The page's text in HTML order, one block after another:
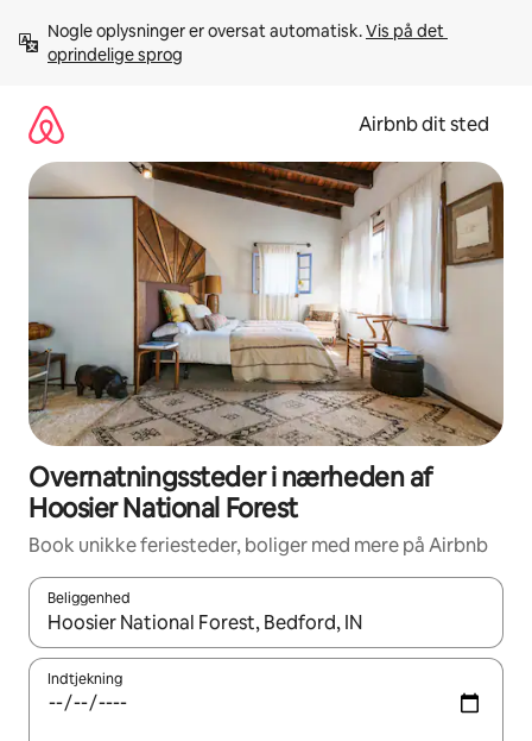
videre
Nogle oplysninger er oversat automatisk. Vis på det
oprindelige sprog
Airbnb dit sted
Overnatningssteder i nærheden af
Hoosier National Forest
Book unikke feriesteder, boliger med mere på Airbnb
Beliggenhed
Når resultaterne er tilgængelige, skal du navigere med
Indtjekning